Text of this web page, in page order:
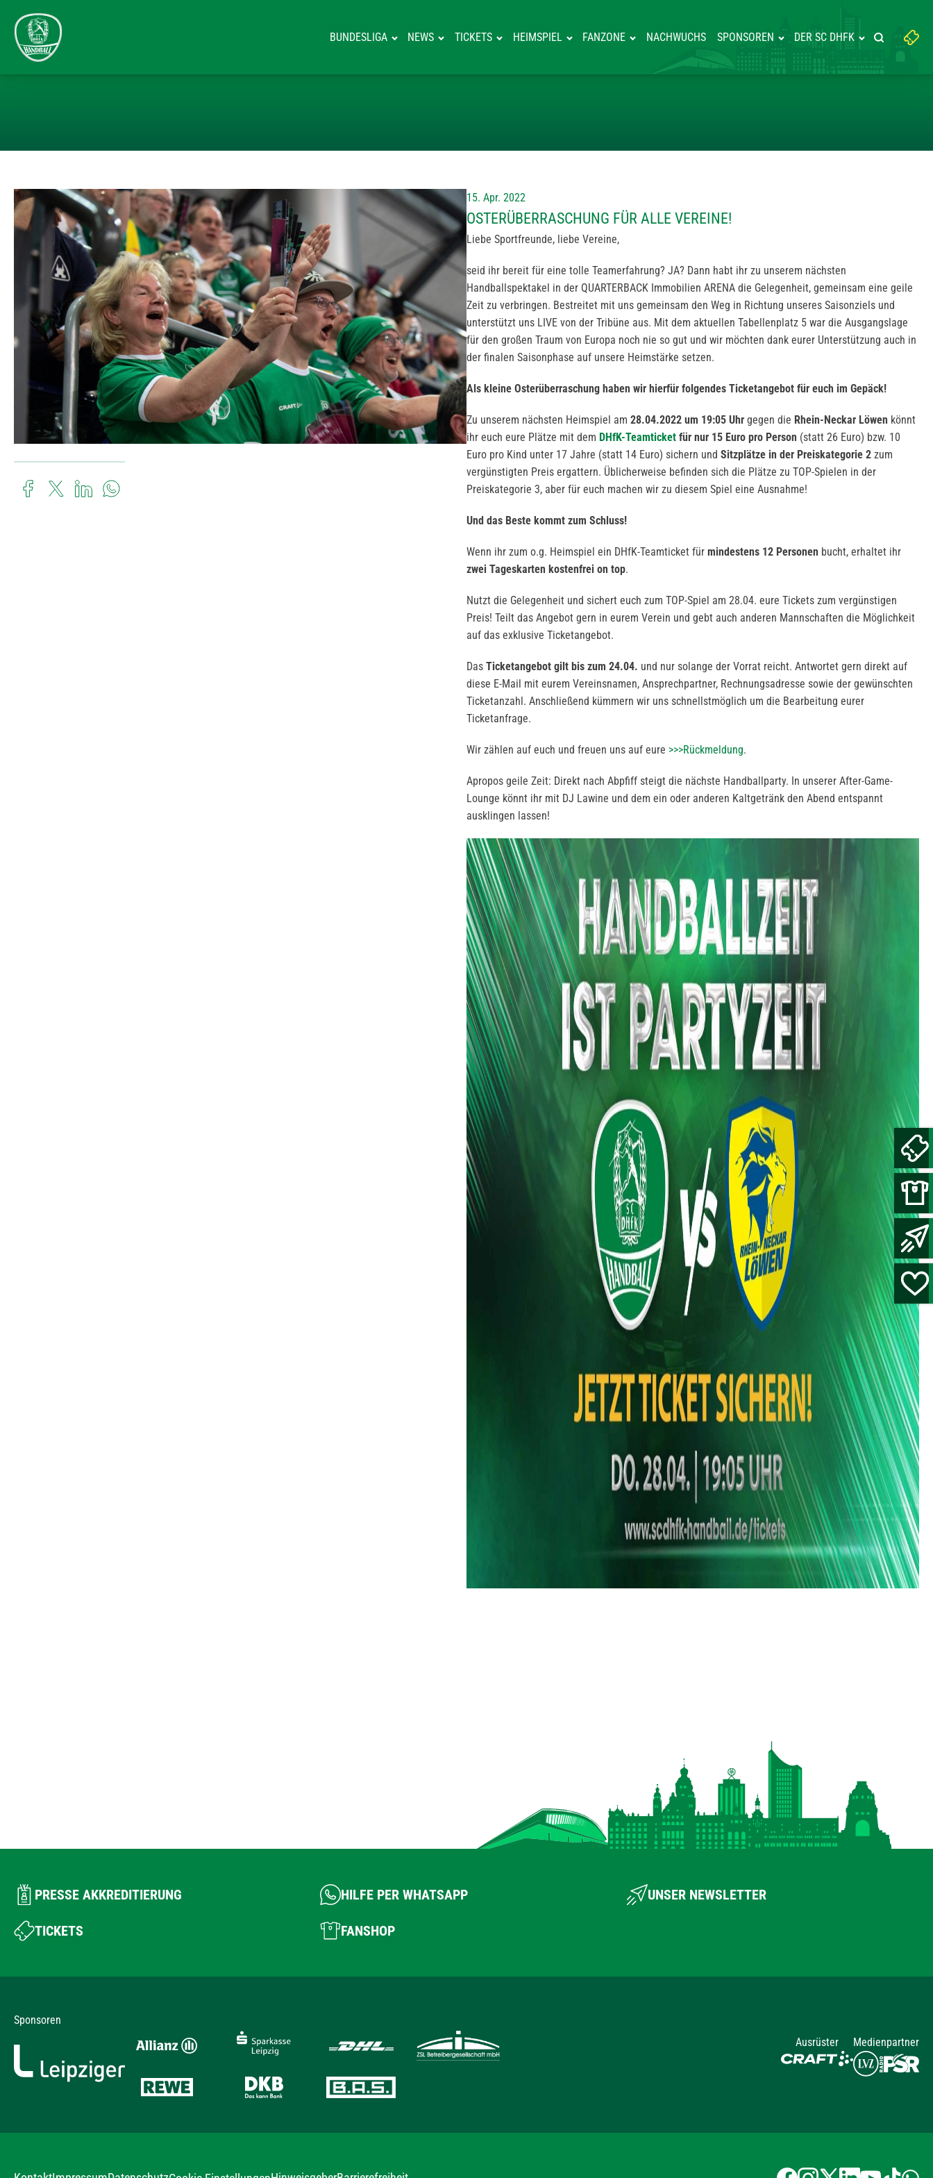
BUNDESLIGA NEWS TICKETS HEIMSPIEL FANZONE NACHWUCHS SPONSOREN DER SC DHFK
Suchbegriff
eingeben:
Suche
15. Apr. 2022
OSTERÜBERRASCHUNG FÜR ALLE VEREINE!
Liebe Sportfreunde, liebe Vereine,
seid ihr bereit für eine tolle Teamerfahrung? JA? Dann habt ihr zu unserem nächsten
Handballspektakel in der QUARTERBACK Immobilien ARENA die Gelegenheit, gemeinsam eine geile
Zeit zu verbringen. Bestreitet mit uns gemeinsam den Weg in Richtung unseres Saisonziels und
unterstützt uns LIVE von der Tribüne aus. Mit dem aktuellen Tabellenplatz 5 war die Ausgangslage
für den großen Traum von Europa noch nie so gut und wir möchten dank eurer Unterstützung auch in
der finalen Saisonphase auf unsere Heimstärke setzen.
Als kleine Osterüberraschung haben wir hierfür folgendes Ticketangebot für euch im Gepäck!
Zu unserem nächsten Heimspiel am 28.04.2022 um 19:05 Uhr gegen die Rhein-Neckar Löwen könnt
ihr euch eure Plätze mit dem DHfK-Teamticket für nur 15 Euro pro Person (statt 26 Euro) bzw. 10
Euro pro Kind unter 17 Jahre (statt 14 Euro) sichern und Sitzplätze in der Preiskategorie 2 zum
vergünstigten Preis ergattern. Üblicherweise befinden sich die Plätze zu TOP-Spielen in der
Preiskategorie 3, aber für euch machen wir zu diesem Spiel eine Ausnahme!
Und das Beste kommt zum Schluss!
Wenn ihr zum o.g. Heimspiel ein DHfK-Teamticket für mindestens 12 Personen bucht, erhaltet ihr
zwei Tageskarten kostenfrei on top.
Nutzt die Gelegenheit und sichert euch zum TOP-Spiel am 28.04. eure Tickets zum vergünstigen
Preis! Teilt das Angebot gern in eurem Verein und gebt auch anderen Mannschaften die Möglichkeit
auf das exklusive Ticketangebot.
Das Ticketangebot gilt bis zum 24.04. und nur solange der Vorrat reicht. Antwortet gern direkt auf
diese E-Mail mit eurem Vereinsnamen, Ansprechpartner, Rechnungsadresse sowie der gewünschten
Ticketanzahl. Anschließend kümmern wir uns schnellstmöglich um die Bearbeitung eurer
Ticketanfrage.
Wir zählen auf euch und freuen uns auf eure >>>Rückmeldung.
Apropos geile Zeit: Direkt nach Abpfiff steigt die nächste Handballparty. In unserer After-Game-
Lounge könnt ihr mit DJ Lawine und dem ein oder anderen Kaltgetränk den Abend entspannt
ausklingen lassen!
PRESSE AKKREDITIERUNG HILFE PER WHATSAPP UNSER NEWSLETTER
TICKETS FANSHOP
Sponsoren
Ausrüster
Medienpartner